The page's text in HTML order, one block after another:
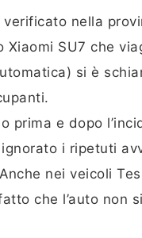
nella
Xiaomi SU7 che
si è
prima e dopo
i ripetuti
nei veicoli
che l’auto non